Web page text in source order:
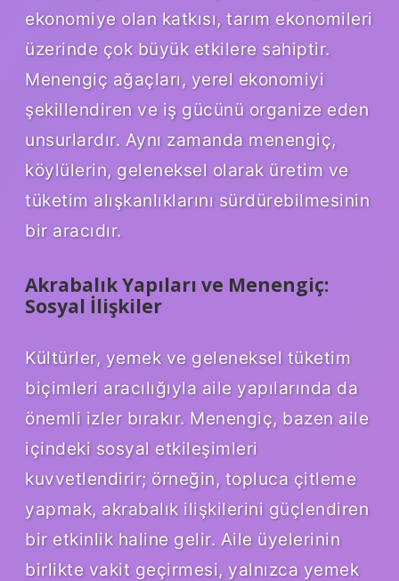
ekonomiye olan katkısı, tarım ekonomileri
üzerinde çok büyük etkilere sahiptir.
Menengiç ağaçları, yerel ekonomiyi
şekillendiren ve iş gücünü organize eden
unsurlardır. Aynı zamanda menengiç,
köylülerin, geleneksel olarak üretim ve
tüketim alışkanlıklarını sürdürebilmesinin
bir aracıdır.
Akrabalık Yapıları ve Menengiç:
Sosyal İlişkiler
Kültürler, yemek ve geleneksel tüketim
biçimleri aracılığıyla aile yapılarında da
önemli izler bırakır. Menengiç, bazen aile
içindeki sosyal etkileşimleri
kuvvetlendirir; örneğin, topluca çitleme
yapmak, akrabalık ilişkilerini güçlendiren
bir etkinlik haline gelir. Aile üyelerinin
birlikte vakit geçirmesi, yalnızca yemek